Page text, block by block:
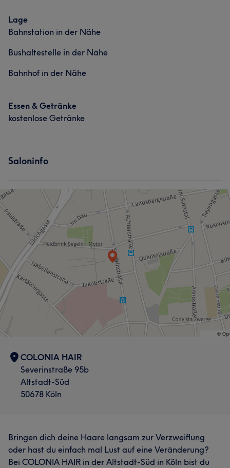
Services
Friseur Gesicht
Lage
Bahnstation in der Nähe
Bushaltestelle in der Nähe
Bahnhof in der Nähe
Essen & Getränke
kostenlose Getränke
Saloninfo
COLONIA HAIR
Severinstraße 95b
Altstadt-Süd
50678 Köln
Bringen dich deine Haare langsam zur Verzweiflung
oder hast du einfach mal Lust auf eine Veränderung?
Bei COLONIA HAIR in der Altstadt-Süd in Köln bist du